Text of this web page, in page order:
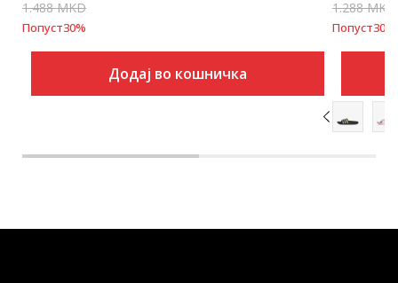
1.488MKD
Попуст30%
Додај во кошничка
1.288MKD
Попуст30